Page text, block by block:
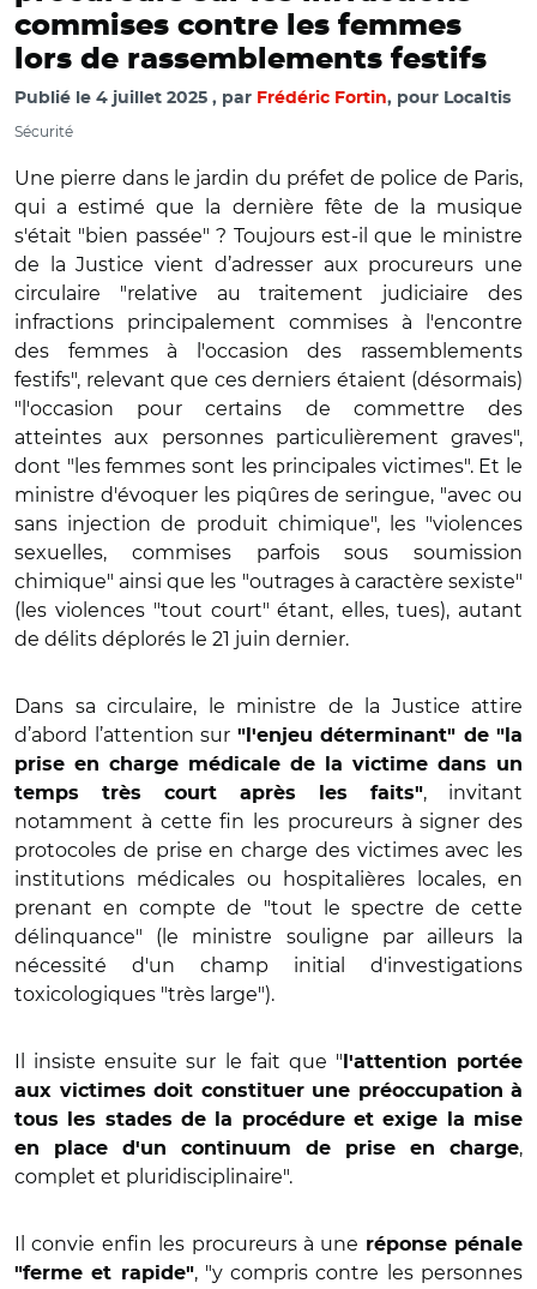
commises contre les femmes
lors de rassemblements festifs
Publié le 4 juillet 2025 par Frédéric Fortin, pour Localtis
Sécurité
Une pierre dans le jardin du préfet de police de Paris,
qui a estimé que la dernière fête de la musique
s'était "bien passée" ? Toujours est-il que le ministre
de la Justice vient d’adresser aux procureurs une
circulaire "relative au traitement judiciaire des
infractions principalement commises à l'encontre
des femmes à l'occasion des rassemblements
festifs", relevant que ces derniers étaient (désormais)
"l'occasion pour certains de commettre des
atteintes aux personnes particulièrement graves",
dont "les femmes sont les principales victimes". Et le
ministre d'évoquer les piqûres de seringue, "avec ou
sans injection de produit chimique", les "violences
sexuelles, commises parfois sous soumission
chimique" ainsi que les "outrages à caractère sexiste"
(les violences "tout court" étant, elles, tues), autant
de délits déplorés le 21 juin dernier.
Dans sa circulaire, le ministre de la Justice attire
d’abord l’attention sur "l'enjeu déterminant" de "la
prise en charge médicale de la victime dans un
temps très court après les faits", invitant
notamment à cette fin les procureurs à signer des
protocoles de prise en charge des victimes avec les
institutions médicales ou hospitalières locales, en
prenant en compte de "tout le spectre de cette
délinquance" (le ministre souligne par ailleurs la
nécessité d'un champ initial d'investigations
toxicologiques "très large").
Il insiste ensuite sur le fait que " l'attention portée
aux victimes doit constituer une préoccupation à
tous les stades de la procédure et exige la mise
en place d'un continuum de prise en charge,
complet et pluridisciplinaire".
Il convie enfin les procureurs à une réponse pénale
"ferme et rapide", "y compris contre les personnes